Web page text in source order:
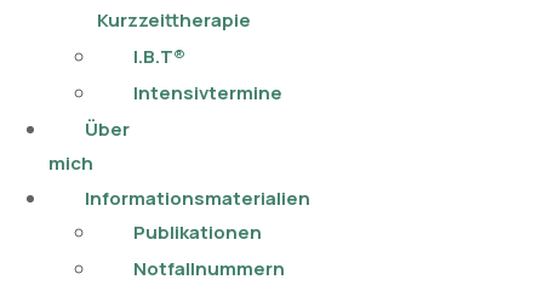
Kurzzeittherapie
I.B.T®
Intensivtermine
Über
mich
Informationsmaterialien
Publikationen​
Notfallnummern